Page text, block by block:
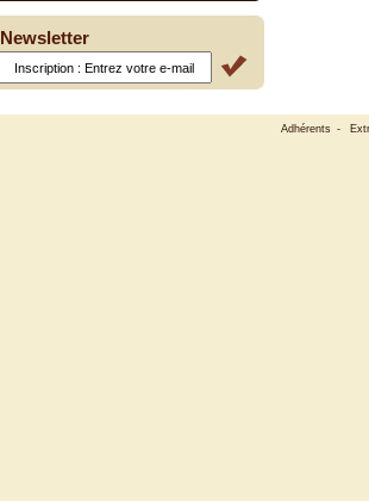
Newsletter
Adhérents -